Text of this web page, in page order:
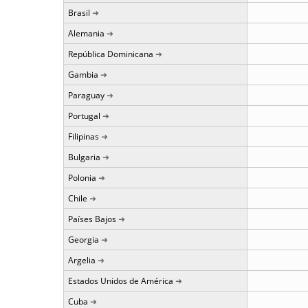
Brasil
Alemania
República Dominicana
Gambia
Paraguay
Portugal
Filipinas
Bulgaria
Polonia
Chile
Países Bajos
Georgia
Argelia
Estados Unidos de América
Cuba